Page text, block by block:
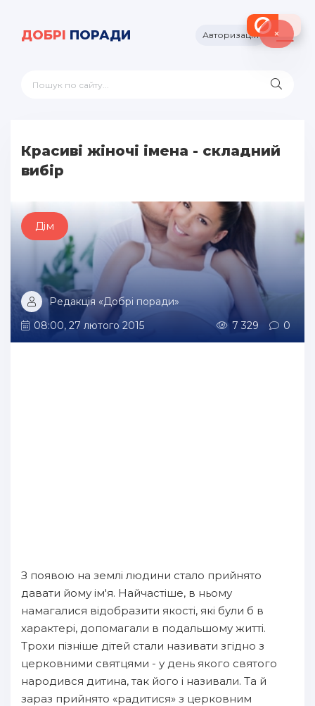
ДОБРІ ПОРАДИ Авторизація
Красиві жіночі імена - складний
вибір
Дім
Редакція «Добрі поради»
08:00, 27 лютого 2015
7 329 0
З появою на землі людини стало прийнято
давати йому ім'я. Найчастіше, в ньому
намагалися відобразити якості, які були б в
характері, допомагали в подальшому житті.
Трохи пізніше дітей стали називати згідно з
церковними святцями - у день якого святого
народився дитина, так його і називали. Та й
зараз прийнято «радитися» з церковним
×